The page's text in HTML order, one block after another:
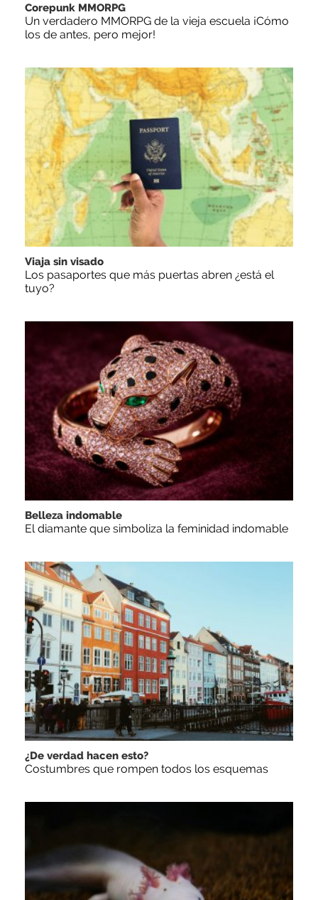
Corepunk MMORPG
Un verdadero MMORPG de la vieja escuela ¡Cómo
los de antes, pero mejor!
Viaja sin visado
Los pasaportes que más puertas abren ¿está el
tuyo?
Belleza indomable
El diamante que simboliza la feminidad indomable
¿De verdad hacen esto?
Costumbres que rompen todos los esquemas